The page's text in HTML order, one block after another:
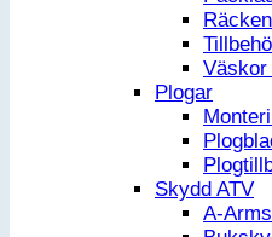
Väskor
Plogar
Skydd ATV
A-